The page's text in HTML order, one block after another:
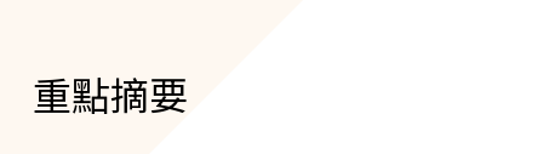
重點摘要